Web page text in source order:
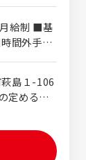
給制 ■基
間外手
島１-106
定める事